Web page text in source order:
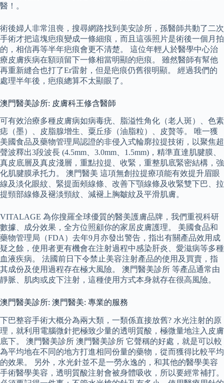
醫！。
術後婦人非常沮喪，搜尋網路找到美安診所，孫醫師共動了二次
手術才把這塊疤痕變成一條細痕，而且這張照片是術後一個月拍
的，相信再等半年疤痕會更不清楚。 這位年輕人於醫學中心治
療皮膚疾病在額頭留下一條相當明顯的疤痕。 雖然醫師有幫他
再重新縫合也打了Er雷射，但是疤痕仍舊很明顯。 經過我們的
處理半年後，疤痕總算不太顯眼了。
澳門醫美診所: 皮膚科王修含醫師
可有效治療多種皮膚病如病毒疣、脂溢性角化（老人斑）、色素
痣（墨）、皮脂腺增生、粟丘疹（油脂粒）、皮贅等。 唯一獲
美國食品及藥物管理局認證的非侵入式輪廓拉提技術，以聚焦超
聲波釋出3段波長 (4.5mm、3.0mm、1.5mm)，精準直達肌腱膜、
真皮底層及真皮淺層，重點拉提、收緊，重整肌底緊密結構，強
化肌腱膜承托力。 澳門醫美 這項無創拉提療項能有效提升眉眼
線及淡化眼紋、緊提面頰線條、改善下顎線條及收緊雙下巴、拉
提頸部線條及褪淡頸紋、減褪上胸皺紋及平滑肌膚。
VITALAGE 為你搜羅全球優質的醫美護膚品牌，我們重視科研
數據、成分效果，全方位照顧你的家居皮膚護理。 美國食品和
藥物管理局（FDA）去年9月亦發出警告，指出有關產品效用成
疑之餘，使用者更有機會在注射過程中感染肝炎、愛滋病等多種
血液疾病。 法國前日下令禁止美容注射產品的使用及買賣，指
其成份及使用過程存在極大風險。 澳門醫美診所 等產品通常由
靜脈、肌肉或皮下注射，這種使用方式本身就存在很高風險。
澳門醫美診所: 澳門醫美: 專業的服務
下巴整容手術大概分為兩大類，一類係直接放舊? 水光注射的原
理，就利用電腦微針把極致少量的透明質酸，極微量地注入皮膚
底下。 澳門醫美診所 澳門醫美診所 它聲稱的好處，就是可以較
為平均地在不同的地方打進相同份量的藥物，從而獲得比較平均
的效果。 另外，水光針並不是一勞永逸的，和其他的醫學美容
手術醫學美容，透明質酸注射會被身體吸收，所以要經常補打。